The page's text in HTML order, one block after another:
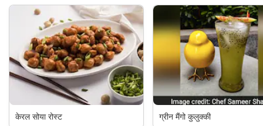
केरल सोया रोस्ट ग्रीन मैंगो कुलुक्की